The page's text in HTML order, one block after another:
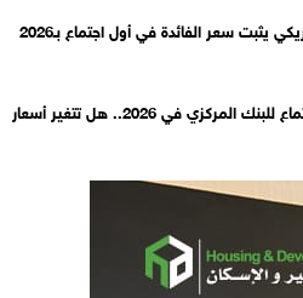
يثبت سعر الفائدة في أول اجتماع بـ2026
موعد أول اجتماع للبنك المركزي في 2026.. هل تتغير أسعار